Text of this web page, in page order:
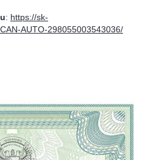
: https://sk-
AUTO-298055003543036/